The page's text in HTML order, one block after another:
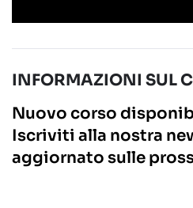
INFORMAZIONI SUL
Nuovo corso
Iscriviti alla nostra
aggiornato sulle